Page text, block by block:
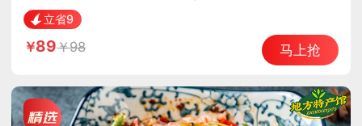
脏）立省9
89 98 马上抢